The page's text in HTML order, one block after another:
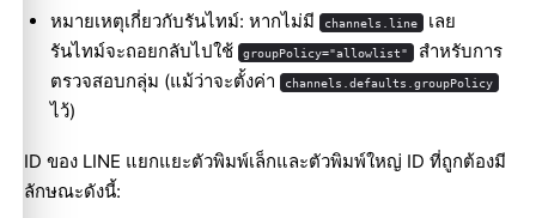
หมายเหตุเกี่ยวกับรันไทม์: หากไม่มี
channels.line
เลย
รันไทม์จะถอยกลับไปใช้
groupPolicy="allowlist"
สำหรับการ
ตรวจสอบกลุ่ม (แม้ว่าจะตั้งค่า
channels.defaults.groupPolicy
ไว้)
ID ของ LINE แยกแยะตัวพิมพ์เล็กและตัวพิมพ์ใหญ่ ID ที่ถูกต้องมี
ลักษณะดังนี้: